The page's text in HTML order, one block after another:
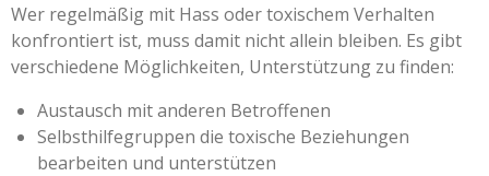
Wer regelmäßig mit Hass oder toxischem Verhalten
konfrontiert ist, muss damit nicht allein bleiben. Es gibt
verschiedene Möglichkeiten, Unterstützung zu finden:
Austausch mit anderen Betroffenen
Selbsthilfegruppen die toxische Beziehungen
bearbeiten und unterstützen